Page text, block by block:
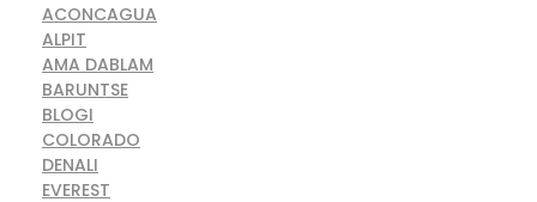
ACONCAGUA
ALPIT
AMA DABLAM
BARUNTSE
BLOGI
COLORADO
DENALI
EVEREST